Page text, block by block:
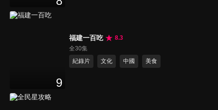
9
福建一百吃
8.3
全30集
紀錄片
文化 中國 美食